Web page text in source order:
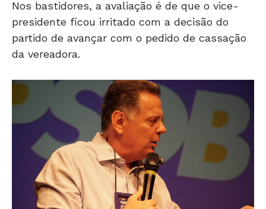
Nos bastidores, a avaliação é de que o vice-
presidente ficou irritado com a decisão do
partido de avançar com o pedido de cassação
da vereadora.